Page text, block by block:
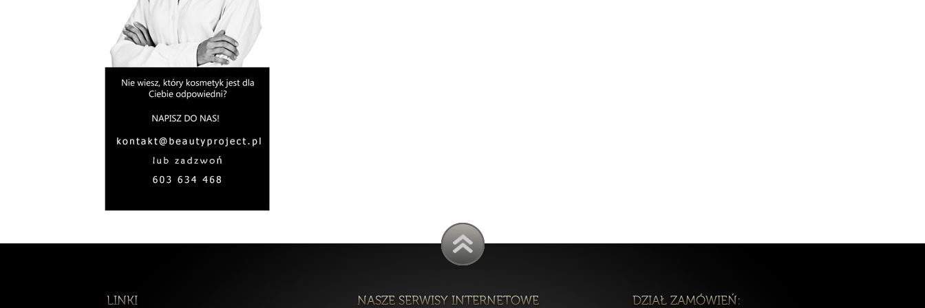
elektronicznej. Będziemy także mogli udostępnić Twoje dane podmiotom działającym w sferze obsługi prawnej oraz windykacyjnej tj. kancelarie
prawne, firmy windykacyjne itp., kiedy będziemy zmuszeni do dochodzenia swoich roszczeń.
Państwa dane osobowe nie będą przekazywane do państwa trzeciego.
Okres retencji czyli jak długo będziemy przetwarzać Twoje dane osobowe?
Będziemy przetwarzać Twoje dane nie dłużej niż to konieczne. Na potrzeby rachunkowości oraz ze względów podatkowych, będziemy je
przetwarzać tak długo jak będziemy do tego zobligowani przepisem prawa. Na gruncie obecnych przepisów jest to okres 5 lat liczonych od końca
roku kalendarzowego, w którym powstał obowiązek podatkowy
- jeżeli dane osobowe będą przetwarzane przez nas w celu dochodzenia roszczeń (w tym w postępowaniach windykacyjnych) będziemy je mogli
przetwarzać w tym celu przez okres przedawnienia roszczeń zgodnie z przepisami kodeksu cywilnego
wypadkach kiedy o tą zgodę poprosimy, wówczas będziemy je przetwarzać do czasu odwołania zgody.
przetwarzane dla celów archiwalnych przez okres zgodny z obowiązującymi u nas przepisami archiwalnymi oraz przez okres niezbędny dla obrony
przed roszczeniami kierowanymi wobec nas, na podstawie powszechnie obowiązujących przepisów prawa, z uwzględnieniem okresów
Przysługują Pani/ Panu następujące prawa:
prawo dostępu do treści swoich danych osobowych oraz otrzymania ich kopii;
prawo do usunięcia danych - jeżeli Pani/Pana zdaniem nie ma podstaw do tego, abyśmy przetwarzali te dane, może Pani/ Pan zażądać
na Pani/Pana temat lub przetwarzamy je bezpodstawnie; lub nie chce Pani/Pan, żebyśmy je usunęli, bo są potrzebne do ustalenia,